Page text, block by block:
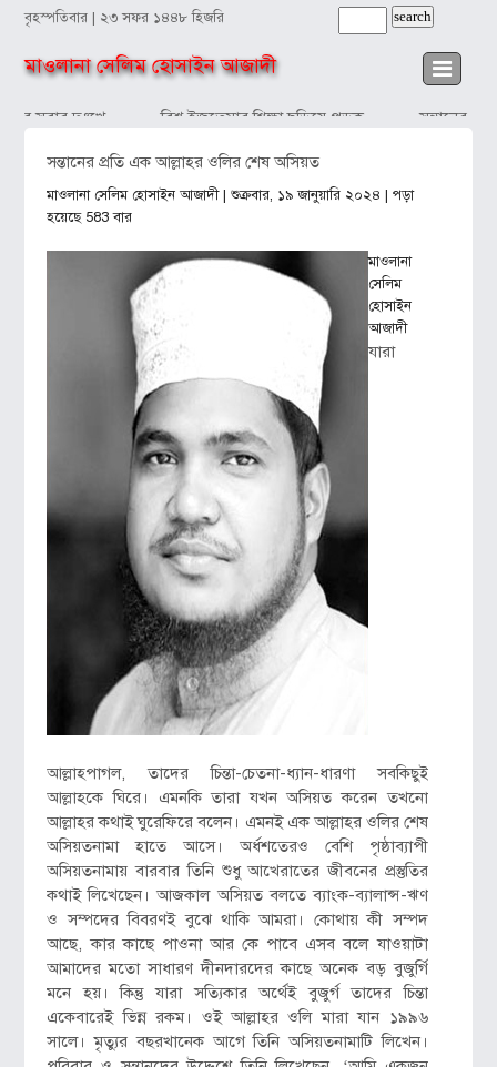
বৃহস্পতিবার | ২৩ সফর ১৪৪৮ হিজরি
মাওলানা সেলিম হোসাইন আজাদী
সবার দুঃখে বিশ্ব ইজতেমার শিক্ষা ছড়িয়ে পড়ুক সন্তানের
সন্তানের প্রতি এক আল্লাহর ওলির শেষ অসিয়ত
মাওলানা সেলিম হোসাইন আজাদী| শুক্রবার, ১৯ জানুয়ারি ২০২৪ | পড়া
হয়েছে 583 বার
মাওলানা
সেলিম
হোসাইন
আজাদী
যারা
আল্লাহপাগল, তাদের চিন্তা-চেতনা-ধ্যান-ধারণা সবকিছুই
আল্লাহকে ঘিরে। এমনকি তারা যখন অসিয়ত করেন তখনো
আল্লাহর কথাই ঘুরেফিরে বলেন। এমনই এক আল্লাহর ওলির শেষ
অসিয়তনামা হাতে আসে। অর্ধশতেরও বেশি পৃষ্ঠাব্যাপী
অসিয়তনামায় বারবার তিনি শুধু আখেরাতের জীবনের প্রস্তুতির
কথাই লিখেছেন। আজকাল অসিয়ত বলতে ব্যাংক-ব্যালান্স-ঋণ
ও সম্পদের বিবরণই বুঝে থাকি আমরা। কোথায় কী সম্পদ
আছে, কার কাছে পাওনা আর কে পাবে এসব বলে যাওয়াটা
আমাদের মতো সাধারণ দীনদারদের কাছে অনেক বড় বুজুর্গি
মনে হয়। কিন্তু যারা সত্যিকার অর্থেই বুজুর্গ তাদের চিন্তা
একেবারেই ভিন্ন রকম। ওই আল্লাহর ওলি মারা যান ১৯৯৬
সালে। মৃত্যুর বছরখানেক আগে তিনি অসিয়তনামাটি লিখেন।